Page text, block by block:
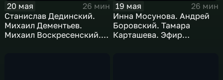
20 мая
26 мин
Станислав Дединский.
Михаил Дементьев.
Михаил Воскресенский.
19 мая
26 мин
Инна Мосунова. Андрей
Боровский. Тамара
Карташева. Эфир